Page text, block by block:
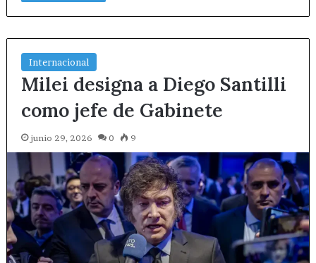
Internacional
Milei designa a Diego Santilli
como jefe de Gabinete
junio 29, 2026 0 9